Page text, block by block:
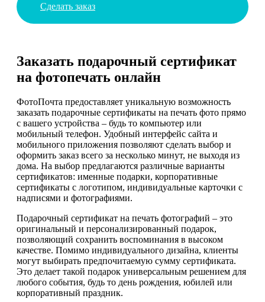
Сделать заказ
Заказать подарочный сертификат
на фотопечать онлайн
ФотоПочта предоставляет уникальную возможность
заказать подарочные сертификаты на печать фото прямо
с вашего устройства – будь то компьютер или
мобильный телефон. Удобный интерфейс сайта и
мобильного приложения позволяют сделать выбор и
оформить заказ всего за несколько минут, не выходя из
дома. На выбор предлагаются различные варианты
сертификатов: именные подарки, корпоративные
сертификаты с логотипом, индивидуальные карточки с
надписями и фотографиями.
Подарочный сертификат на печать фотографий – это
оригинальный и персонализированный подарок,
позволяющий сохранить воспоминания в высоком
качестве. Помимо индивидуального дизайна, клиенты
могут выбирать предпочитаемую сумму сертификата.
Это делает такой подарок универсальным решением для
любого события, будь то день рождения, юбилей или
корпоративный праздник.